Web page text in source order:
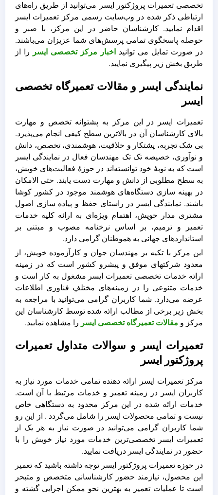
تخصصی تعمیرات پروژکتور ایسر می‌توانید از طریق راه‌های
ارتباطی ذکر شده در وب‌سایت رسمی مرکز تعمیرات ایسر
اقدام نمایید. کارشناسان حاضر در این مرکز، با صبر و
حوصله پاسخگوی تمامی پرسش‌های شما عزیزان می‌باشند.
در صورت تمایل می توانید اخبار مرکز تخصصی ایسر را از
طریق بخش زیر پیگیری نمایید.
نمایندگی ایسر و مقالات تعمیرگاه تخصصی
ایسر
تعمیرات ایسر در این مرکز به پشتوانه تخصص و مهارت
بالای کارشناسان آن در بالاترین سطح کیفی انجام می‌پذیرد.
بی شک تجربه، پشتکار و خلاقیت، هوشمندی، تخصص، دانش
و نوآوری، خصیصه‌ تک تک مهندسان فعال در نمایندگی ایسر
است که به نوبۀ خود توانسته‌اند در حوزۀ فعالیت‌های خویش،
به سطح مطلوبی از دانش و مهارت دست یابند. حتی الامکان
در بهینه سازی دستگاه‌های هوشمند موجود در کشور کوشا
باشند. نمایندگی ایسر در راستای حفظ و پیاده سازی اصول
مشتری مدار خویش، اهتمام ویژه‌ای به ارائه کلیه خدمات
تعمیر و ترمیم، بر اساس نرخنامه مصوب و مبتنی بر
استانداردهای جهانی به هموطنان گرامی دارد.
این مرکز با تکیه بر مهندسان جوان و کارآزموده خویش، از
معدود شرکتهای موفق و پیشرو کشور است که در زمینه
ارائه‌ خدمات تخصصی تعمیرات ایسر مشغول به کار است و
خدمات متنوعی را در زمینه‌های مختلفِ فناوری اطلاعات
عرضه می‌دارد. شما کاربران گرامی می‌توانید با مراجعه به
بخش زیر برخی از مطالب ارائه شده توسط کارشناسان این
مرکز و مقالات تعمیرگاه تخصصی ایسر را مشاهده نمایید.
تعمیرات ایسر و سوالات متداول تعمیرات
پروژکتور ایسر
مرکز تعمیرات ایسر ارائه دهنده تمامی خدمات مورد نیاز به
کاربران ایسر در زمینه تعمیر و خدمات مرتبط با آن است.
خدمات ارائه شده در این مرکز محدود به دستگاهی خاص
نیست و تمامی محصولات ایسر را شامل می‌گردد . از این رو
شما کاربران گرامی می‌توانید در صورت نیاز به هر یک از
تعمیرات ایسر تخصصی‌ترین خدمات مورد نیاز خویش را با
حضور در نمایندگی ایسر دریافت نمایید.
در حوزه تعمیرات پروژکتور ایسر توجه داشته باشید که تعمیر
این محصول، نیازمند حضور کارشناسانی متخصص و متبحر
است تا عملیات تعمیر به بهترین نحو ممکن اجرایی گشته و